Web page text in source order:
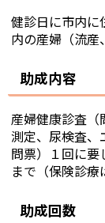
健診日に市内に
内の産婦（流産
助成内容
産婦健康診査（
測定、尿検査、
問票）１回に
まで（保険診療
助成回数